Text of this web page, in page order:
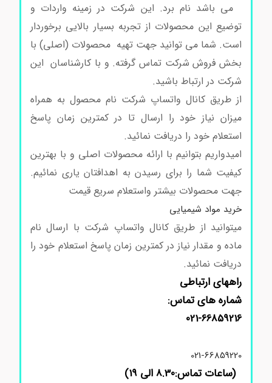
می باشد نام برد. این شرکت در زمینه واردات و
توضیع این محصولات از تجربه بسیار بالایی برخوردار
است. شما می توانید جهت تهیه محصولات (اصلی) با
بخش فروش شرکت تماس گرفته. و با کارشناسان این
شرکت در ارتباط باشید.اگزندین-4 کد E7144
از طریق کانال واتساپ شرکت نام محصول به همراه
میزان نیاز خود را ارسال تا در کمترین زمان پاسخ
استعلام خود را دریافت نمائید.
امیدواریم بتوانیم با ارائه محصولات اصلی و با بهترین
کیفیت شما را برای رسیدن به اهدافتان یاری نمائیم.
جهت محصولات بیشتر واستعلام سریع قیمت
خرید مواد شیمیایی
میتوانید از طریق کانال واتساپ شرکت با ارسال نام
ماده و مقدار نیاز در کمترین زمان پاسخ استعلام خود را
دریافت نمائید.
راههای ارتباطی
شماره های تماس:
021-66859216
021-66859220
(ساعات تماس:8.30 الی 19)